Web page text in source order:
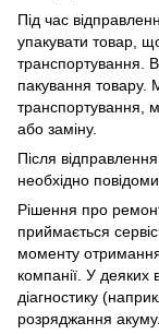
Під час
упакувати товар,
транспортування.
пакування товару.
транспортування,
або заміну.
Після
необхідно
Рішення про
приймається
моменту
компанії. У
діагностику
розряджання